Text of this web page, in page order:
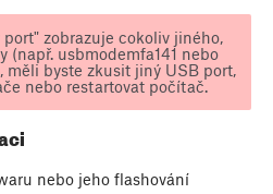
port" zobrazuje cokoliv jiného,
(např. usbmodemfa141 nebo
měli byste zkusit jiný USB port,
nebo restartovat počítač.
nebo jeho flashování